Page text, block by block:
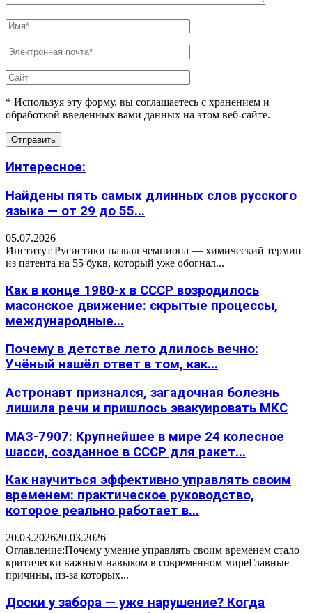
* Используя эту форму, вы соглашаетесь с хранением и
обработкой введенных вами данных на этом веб-сайте.
Интересное:
Найдены пять самых длинных слов русского
языка — от 29 до 55...
05.07.2026
Институт Русистики назвал чемпиона — химический термин
из патента на 55 букв, который уже обогнал...
Как в конце 1980-х в СССР возродилось
масонское движение: скрытые процессы,
международные...
Почему в детстве лето длилось вечно:
Учёный нашёл ответ в том, как...
Астронавт признался, загадочная болезнь
лишила речи и пришлось эвакуировать МКС
МАЗ-7907: Крупнейшее в мире 24 колесное
шасси, созданное в СССР для ракет...
Как научиться эффективно управлять своим
временем: практическое руководство,
которое реально работает в...
20.03.202620.03.2026
Оглавление:Почему умение управлять своим временем стало
критически важным навыком в современном миреГлавные
причины, из-за которых...
Доски у забора — уже нарушение? Когда